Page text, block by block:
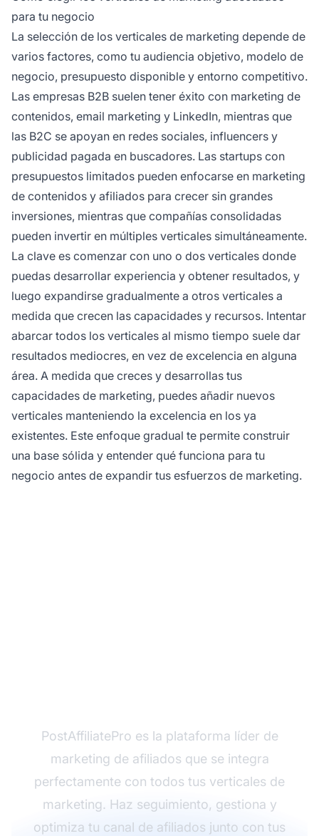
para tu negocio
La selección de los verticales de marketing depende de
varios factores, como tu audiencia objetivo, modelo de
negocio, presupuesto disponible y entorno competitivo.
Las empresas B2B suelen tener éxito con marketing de
contenidos, email marketing y LinkedIn, mientras que
las B2C se apoyan en redes sociales, influencers y
publicidad pagada en buscadores. Las startups con
presupuestos limitados pueden enfocarse en marketing
de contenidos y afiliados para crecer sin grandes
inversiones, mientras que compañías consolidadas
pueden invertir en múltiples verticales simultáneamente.
La clave es comenzar con uno o dos verticales donde
puedas desarrollar experiencia y obtener resultados, y
luego expandirse gradualmente a otros verticales a
medida que crecen las capacidades y recursos. Intentar
abarcar todos los verticales al mismo tiempo suele dar
resultados mediocres, en vez de excelencia en alguna
área. A medida que creces y desarrollas tus
capacidades de marketing, puedes añadir nuevos
verticales manteniendo la excelencia en los ya
existentes. Este enfoque gradual te permite construir
una base sólida y entender qué funciona para tu
negocio antes de expandir tus esfuerzos de marketing.
PostAffiliatePro es la plataforma líder de
marketing de afiliados que se integra
perfectamente con todos tus verticales de
marketing. Haz seguimiento, gestiona y
optimiza tu canal de afiliados junto con tus